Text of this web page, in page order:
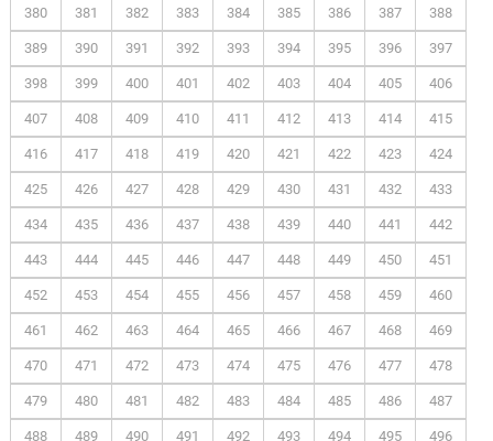
380 381 382 383 384 385 386 387 388
389 390 391 392 393 394 395 396 397
398 399 400 401 402 403 404 405 406
407 408 409 410 411 412 413 414 415
416 417 418 419 420 421 422 423 424
425 426 427 428 429 430 431 432 433
434 435 436 437 438 439 440 441 442
443 444 445 446 447 448 449 450 451
452 453 454 455 456 457 458 459 460
461 462 463 464 465 466 467 468 469
470 471 472 473 474 475 476 477 478
479 480 481 482 483 484 485 486 487
488 489 490 491 492 493 494 495 496